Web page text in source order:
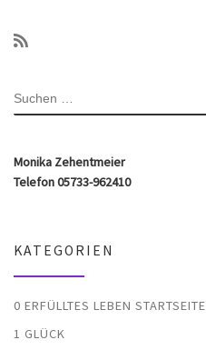
SUCHE
Monika Zehentmeier
Telefon 05733-962410
KATEGORIEN
0 ERFÜLLTES LEBEN STARTSEITE
1 GLÜCK